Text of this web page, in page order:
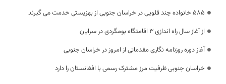
۵۸۵ خانواده چند قلویی در خراسان جنوبی از بهزیستی خدمت می گیرند
از آغاز سال راه اندازی 3 اقامتگاه بومگردی در سرایان
آغاز دوره روزنامه نگاری مقدماتی از امروز در خراسان جنوبی
خراسان جنوبی ظرفیت مرز مشترک رسمی با افغانستان را دارد